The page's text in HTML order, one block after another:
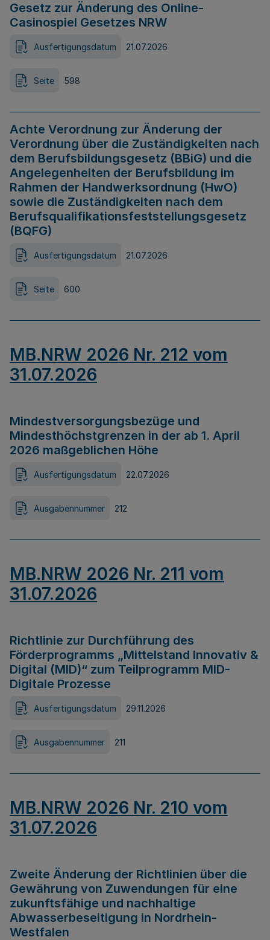
Gesetz zur Änderung des Online-
Casinospiel Gesetzes NRW
Ausfertigungsdatum 21.07.2026
Seite 598
Achte Verordnung zur Änderung der
Verordnung über die Zuständigkeiten nach
dem Berufsbildungsgesetz (BBiG) und die
Angelegenheiten der Berufsbildung im
Rahmen der Handwerksordnung (HwO)
sowie die Zuständigkeiten nach dem
Berufsqualifikationsfeststellungsgesetz
(BQFG)
Ausfertigungsdatum 21.07.2026
Seite 600
MB.NRW 2026 Nr. 212 vom
31.07.2026
Mindestversorgungsbezüge und
Mindesthöchstgrenzen in der ab 1. April
2026 maßgeblichen Höhe
Ausfertigungsdatum 22.07.2026
Ausgabennummer 212
MB.NRW 2026 Nr. 211 vom
31.07.2026
Richtlinie zur Durchführung des
Förderprogramms „Mittelstand Innovativ &
Digital (MID)“ zum Teilprogramm MID-
Digitale Prozesse
Ausfertigungsdatum 29.11.2026
Ausgabennummer 211
MB.NRW 2026 Nr. 210 vom
31.07.2026
Zweite Änderung der Richtlinien über die
Gewährung von Zuwendungen für eine
zukunftsfähige und nachhaltige
Abwasserbeseitigung in Nordrhein-
Westfalen